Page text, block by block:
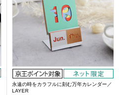
永遠の時をカラフルに刻む万年カレンダー／
LAYER